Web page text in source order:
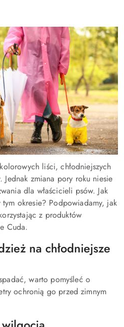
liści, chłodniejszych
zmiana pory roku niesie
dla właścicieli psów. Jak
okresie? Podpowiadamy, jak
z produktów
Cuda.
na chłodniejsze
warto pomyśleć o
ochronią go przed zimnym